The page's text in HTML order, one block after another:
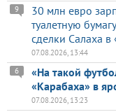
30 млн евро
туалетную
сделки Салаха в
9
07.08.2026, 13:44
«На такой
«Карабаха» в
6
07.08.2026, 13:23